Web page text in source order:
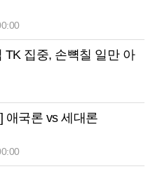
TK 집중, 손뼉칠 일만 아
애국론 vs 세대론